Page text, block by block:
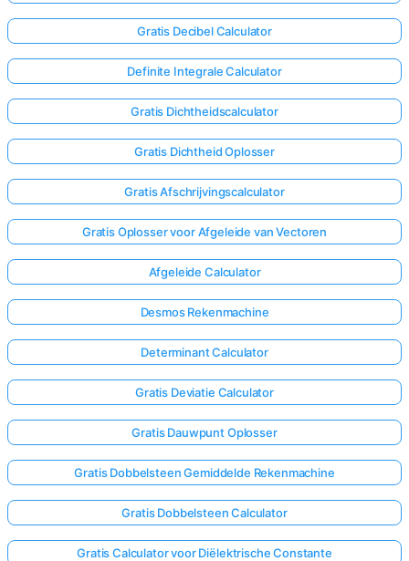
Log
in!
Gratis Decibel Calculator
Definite Integrale Calculator
Gratis Dichtheidscalculator
Gratis Dichtheid Oplosser
Gratis Afschrijvingscalculator
Gratis Oplosser voor Afgeleide van Vectoren
Afgeleide Calculator
Desmos Rekenmachine
Determinant Calculator
Gratis Deviatie Calculator
Gratis Dauwpunt Oplosser
Gratis Dobbelsteen Gemiddelde Rekenmachine
Gratis Dobbelsteen Calculator
Gratis Calculator voor Diëlektrische Constante